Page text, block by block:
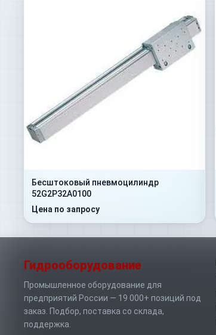
Бесштоковый пневмоцилиндр
52G2P32A0100
Цена по запросу
Гидрооборудование
Промышленное оборудование для
предприятий России — 19 000+ позиций под
заказ. Подбор, поставка со склада,
поддержка.